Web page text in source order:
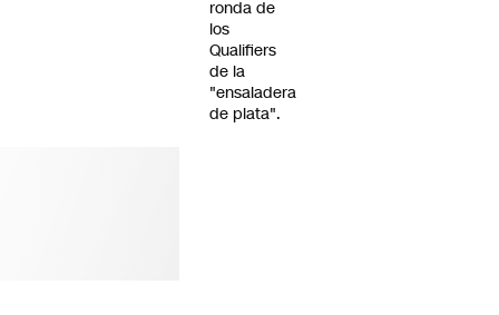
ronda de
los
Qualifiers
de la
"ensaladera
de plata".